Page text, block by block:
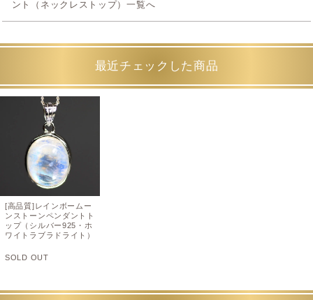
ント（ネックレストップ）一覧へ
最近チェックした商品
[高品質]レインボームー
ンストーンペンダントト
ップ（シルバー925・ホ
ワイトラブラドライト）
SOLD OUT